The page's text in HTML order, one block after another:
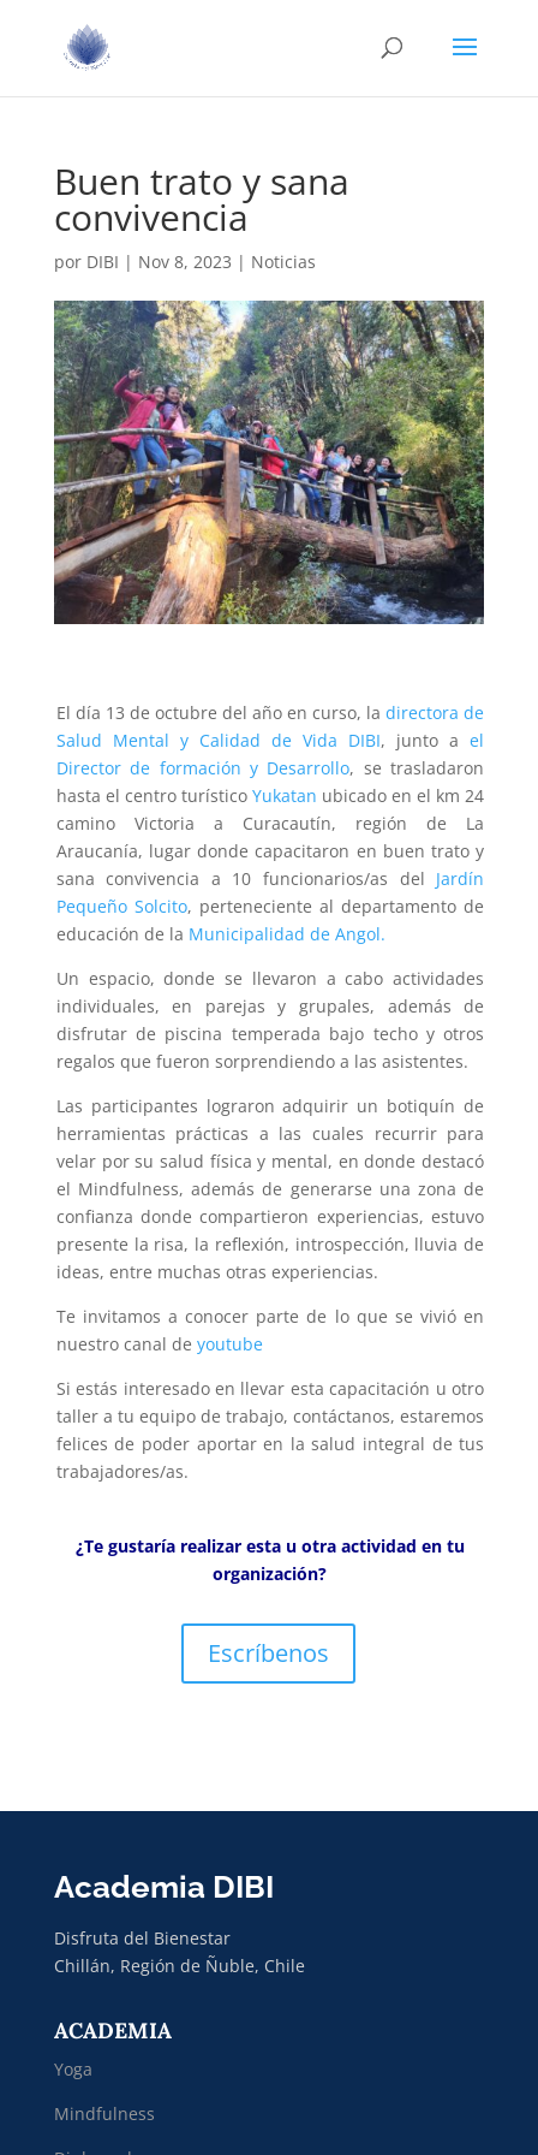
Buen trato y sana
convivencia
por DIBI | Nov 8, 2023 | Noticias
El día 13 de octubre del año en curso, ladirectora de
Salud Mental y Calidad de Vida DIBI, junto a el
Director de formación y Desarrollo, se trasladaron
hasta el centro turístico Yukatan ubicado en el km 24
camino Victoria a Curacautín, región de La
Araucanía, lugar donde capacitaron en buen trato y
sana convivencia a 10 funcionarios/as del Jardín
Pequeño Solcito, perteneciente aldepartamento de
educación de la Municipalidad de Angol.
Un espacio, donde se llevaron a cabo actividades
individuales, en parejas y grupales, además de
disfrutar de piscina temperada bajo techo y otros
regalos que fueron sorprendiendo a las asistentes.
Las participantes lograron adquirir un botiquín de
herramientas prácticas a las cuales recurrir para
velar por su salud física y mental, en donde destacó
el Mindfulness, además de generarse una zona de
confianza donde compartieron experiencias, estuvo
presente la risa, la reflexión, introspección, lluvia de
ideas, entre muchas otras experiencias.
Te invitamos a conocer parte de lo que se vivió en
nuestro canal de youtube
Si estás interesado en llevar esta capacitación u otro
taller a tu equipo de trabajo, contáctanos, estaremos
felices de poder aportar en la salud integral de tus
trabajadores/as.
¿Te gustaría realizar esta u otra actividad en tu
organización?
Escríbenos
Academia DIBI
Disfruta del Bienestar
Chillán, Región de Ñuble, Chile
ACADEMIA
Yoga
Mindfulness